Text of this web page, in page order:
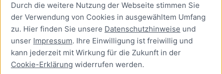
Durch die weitere Nutzung der Webseite stimmen Sie
der Verwendung von Cookies in ausgewähltem Umfang
zu. Hier finden Sie unsere Datenschutzhinweise und
unser Impressum. Ihre Einwilligung ist freiwillig und
kann jederzeit mit Wirkung für die Zukunft in der
Cookie-Erklärung widerrufen werden.
Online-Dienst
Aufenthaltserlaubnis zur
bedingten Zulassung zum
Studium oder zum
Teilzeitstudium beantragen
Online-Dienst